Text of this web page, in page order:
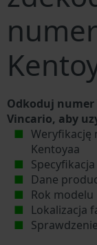
Odkoduj numer
Vincario, aby
Weryfikację
Kentoyaa
Dane
Rok modelu
Lokalizacja